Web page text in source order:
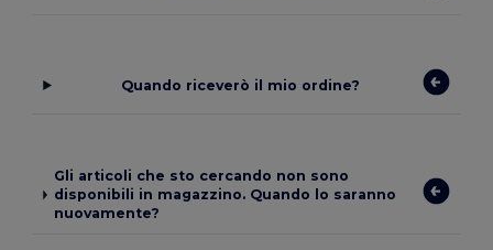
Quando riceverò il mio ordine?
Gli articoli che sto cercando non sono
disponibili in magazzino. Quando lo saranno
nuovamente?